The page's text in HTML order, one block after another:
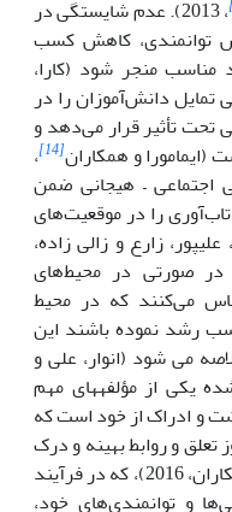
، 2013). عدم شایستگی در
توانمندی، کاهش کسب
منجر شود (کارا،
تمایل دانش‌آموزان را در
تأثیر قرار می‌دهد و
و همکاران[14]
،
اجتماعی – هیجانی ضمن
را در موقعیت‌های
زارع و زالی زاده،
در صورتی در محیط‌های
می‌کنند که در محیط
رشد نموده باشند این
می شود (انوار، علی و
شده یکی از مؤلفه­های مهم
و ادراک از خود است که
تعلق و روابط بهینه و درک
مناسبی از این شرایط شود (یانگ و همکاران، 2016)، که در فرآیند
و توانمندی‌های خود،